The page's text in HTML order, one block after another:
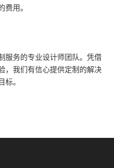
费用。
服务的专业设计师团队。凭借
，我们有信心提供定制的解决
标。